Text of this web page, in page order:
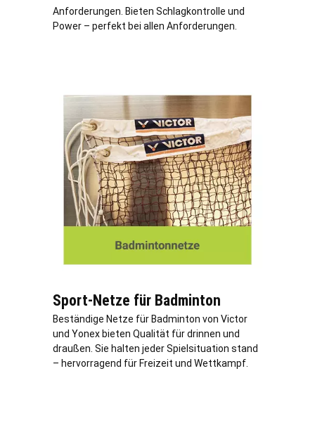
Anforderungen. Bieten Schlagkontrolle und
Power – perfekt bei allen Anforderungen.
Sport-Netze für Badminton
Beständige Netze für Badminton von Victor
und Yonex bieten Qualität für drinnen und
draußen. Sie halten jeder Spielsituation stand
– hervorragend für Freizeit und Wettkampf.